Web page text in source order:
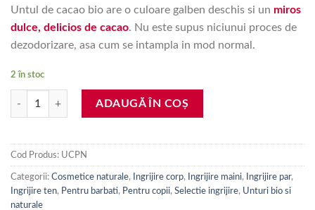
Untul de cacao bio are o culoare galben deschis si un miros
dulce, delicios de cacao. Nu este supus niciunui proces de
dezodorizare, asa cum se intampla in mod normal.
2 în stoc
Cantitate Unt cacao bio neprocesat, 100 ml
ADAUGĂ ÎN COȘ
Cod Produs: UCPN
Categorii: Cosmetice naturale, Ingrijire corp, Ingrijire maini, Ingrijire par,
Ingrijire ten, Pentru barbati, Pentru copii, Selectie ingrijire, Unturi bio si
naturale